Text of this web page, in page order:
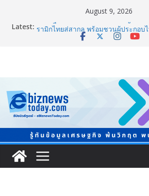
August 9, 2026
Latest: ภาครัฐ-เอกชนจับมือสัมมนาใหญ่ ยกระ
รามิกไทยสู่สากล พร้อมชวนผู้ประกอบไ
นิทรรศการยกระดับ…ความเป็นห่วง”
ยิ่งใหญ่ Thailand e-Commerce
พันธมิตร ปั้นผู้ประกอบการไทยสู่ตลาด
กว่า 300 ล้านบาท
LORDNINE จัดศึกคนดังสายเกม ไท
“Rise of the Tenth Lord” เปิดสงครา
ฉลองเซิร์ฟเวอร์ใหม่ เฮเลนา
แพทย์เผย โรคไม่ติดต่อเรื้อรัง NCDs
วัยอันควร ทำสูญเสียทางเศรษฐกิจมห